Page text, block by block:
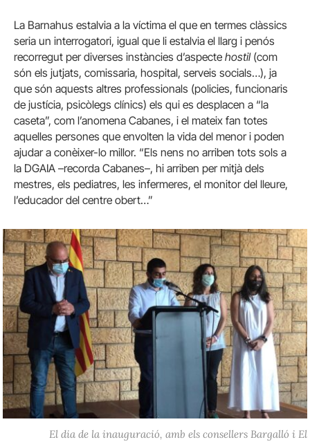
La Barnahus estalvia a la víctima el que en termes clàssics
seria un interrogatori, igual que li estalvia el llarg i penós
recorregut per diverses instàncies d’aspecte hostil(com
són els jutjats, comissaria, hospital, serveis socials…), ja
que són aquests altres professionals (policies, funcionaris
de justícia, psicòlegs clínics) els qui es desplacen a “la
caseta”, com l’anomena Cabanes, i el mateix fan totes
aquelles persones que envolten la vida del menor i poden
ajudar a conèixer-lo millor. “Els nens no arriben tots sols a
la DGAIA –recorda Cabanes–, hi arriben per mitjà dels
mestres, els pediatres, les infermeres, el monitor del lleure,
l’educador del centre obert…”
El dia de la inauguració, amb els consellers Bargalló i El